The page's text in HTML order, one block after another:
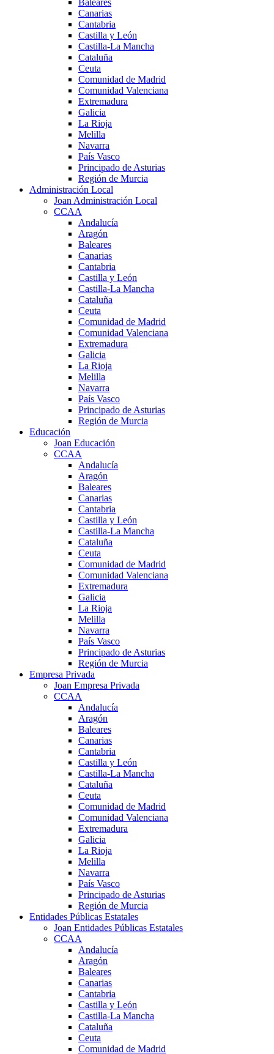
Canarias
Cantabria
Castilla y León
Castilla-La Mancha
Cataluña
Ceuta
Comunidad de Madrid
Comunidad Valenciana
Extremadura
Galicia
La Rioja
Melilla
Navarra
País Vasco
Principado de Asturias
Región de Murcia
Administración Local
Joan Administración Local
CCAA
Andalucía
Aragón
Baleares
Canarias
Cantabria
Castilla y León
Castilla-La Mancha
Cataluña
Ceuta
Comunidad de Madrid
Comunidad Valenciana
Extremadura
Galicia
La Rioja
Melilla
Navarra
País Vasco
Principado de Asturias
Región de Murcia
Educación
Joan Educación
CCAA
Andalucía
Aragón
Baleares
Canarias
Cantabria
Castilla y León
Castilla-La Mancha
Cataluña
Ceuta
Comunidad de Madrid
Comunidad Valenciana
Extremadura
Galicia
La Rioja
Melilla
Navarra
País Vasco
Principado de Asturias
Región de Murcia
Empresa Privada
Joan Empresa Privada
CCAA
Andalucía
Aragón
Baleares
Canarias
Cantabria
Castilla y León
Castilla-La Mancha
Cataluña
Ceuta
Comunidad de Madrid
Comunidad Valenciana
Extremadura
Galicia
La Rioja
Melilla
Navarra
País Vasco
Principado de Asturias
Región de Murcia
Entidades Públicas Estatales
Joan Entidades Públicas Estatales
CCAA
Andalucía
Aragón
Baleares
Canarias
Cantabria
Castilla y León
Castilla-La Mancha
Cataluña
Ceuta
Comunidad de Madrid